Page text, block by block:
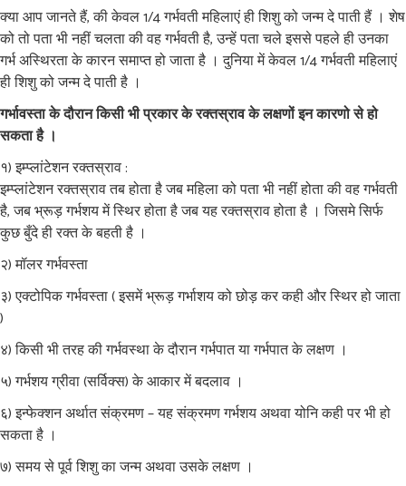
क्या आप जानते हैं, की केवल 1/4 गर्भवती महिलाएं ही शिशु को जन्म दे पाती हैं । शेष
को तो पता भी नहीं चलता की वह गर्भवती है, उन्हें पता चले इससे पहले ही उनका
गर्भ अस्थिरता के कारन समाप्त हो जाता है । दुनिया में केवल 1/4 गर्भवती महिलाएं
ही शिशु को जन्म दे पाती है ।
गर्भावस्ता के दौरान किसी भी प्रकार के रक्तस्राव के लक्षणों इन कारणो से हो
सकता है ।
१) इम्प्लांटेशन रक्तस्राव :
इम्प्लांटेशन रक्तस्राव तब होता है जब महिला को पता भी नहीं होता की वह गर्भवती
है, जब भ्रूड़ गर्भशय में स्थिर होता है जब यह रक्तस्राव होता है । जिसमे सिर्फ
कुछ बुँदे ही रक्त के बहती है ।
२) मॉलर गर्भवस्ता
३) एक्टोपिक गर्भवस्ता ( इसमें भ्रूड़ गर्भाशय को छोड़ कर कही और स्थिर हो जाता
)
४) किसी भी तरह की गर्भवस्था के दौरान गर्भपात या गर्भपात के लक्षण ।
५) गर्भशय ग्रीवा (सर्विक्स) के आकार में बदलाव ।
६) इन्फेक्शन अर्थात संक्रमण – यह संक्रमण गर्भशय अथवा योनि कही पर भी हो
सकता है ।
७) समय से पूर्व शिशु का जन्म अथवा उसके लक्षण ।